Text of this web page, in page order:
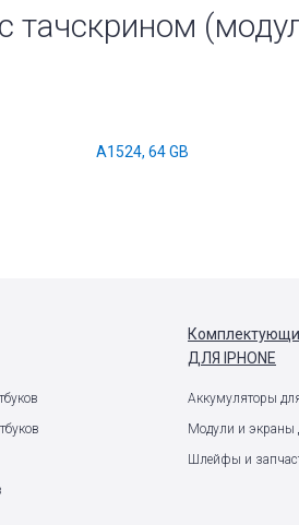
тачскрином
A1524, 64 GB
ДЛЯ IPHONE
Аккумуляторы
Модули и экраны
Шлейфы и